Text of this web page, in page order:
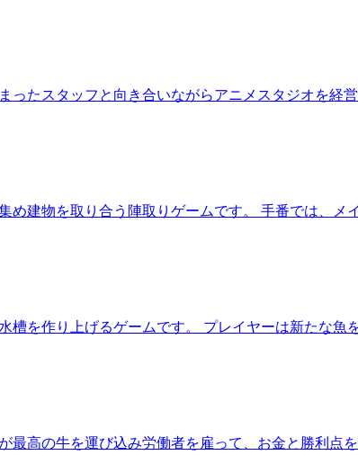
ったスタッフと向き合いながらアニメスタジオを経
め建物を取り合う陣取りゲームです。 手番では、
槽を作り上げるゲームです。 プレイヤーは新たな
最高の牛を運び込み労働者を雇って、お金と勝利点